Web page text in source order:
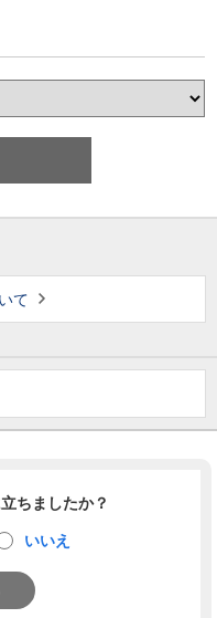
て
ちましたか？
いいえ